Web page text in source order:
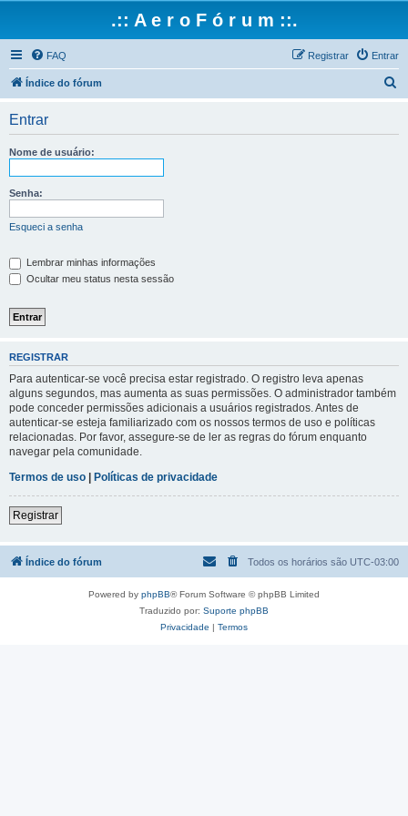
.:: A e r o F ó r u m ::.
FAQ Entrar
Registrar
Índice do fórum
Entrar
Nome de usuário:
Senha:
Esqueci a senha
Lembrar minhas informações
Ocultar meu status nesta sessão
REGISTRAR
Para autenticar-se você precisa estar registrado. O registro leva apenas
alguns segundos, mas aumenta as suas permissões. O administrador também
pode conceder permissões adicionais a usuários registrados. Antes de
autenticar-se esteja familiarizado com os nossos termos de uso e políticas
relacionadas. Por favor, assegure-se de ler as regras do fórum enquanto
navegar pela comunidade.
Termos de uso | Políticas de privacidade
Registrar
Índice do fórum Todos os horários são UTC-03:00
Powered by phpBB® Forum Software © phpBB Limited
Traduzido por: Suporte phpBB
Privacidade | Termos